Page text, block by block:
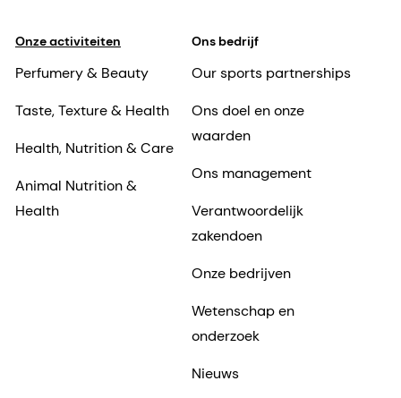
Onze activiteiten
Perfumery & Beauty
Taste, Texture & Health
Health, Nutrition & Care
Animal Nutrition &
Health
Ons bedrijf
Our sports partnerships
Ons doel en onze
waarden
Ons management
Verantwoordelijk
zakendoen
Onze bedrijven
Wetenschap en
onderzoek
Nieuws